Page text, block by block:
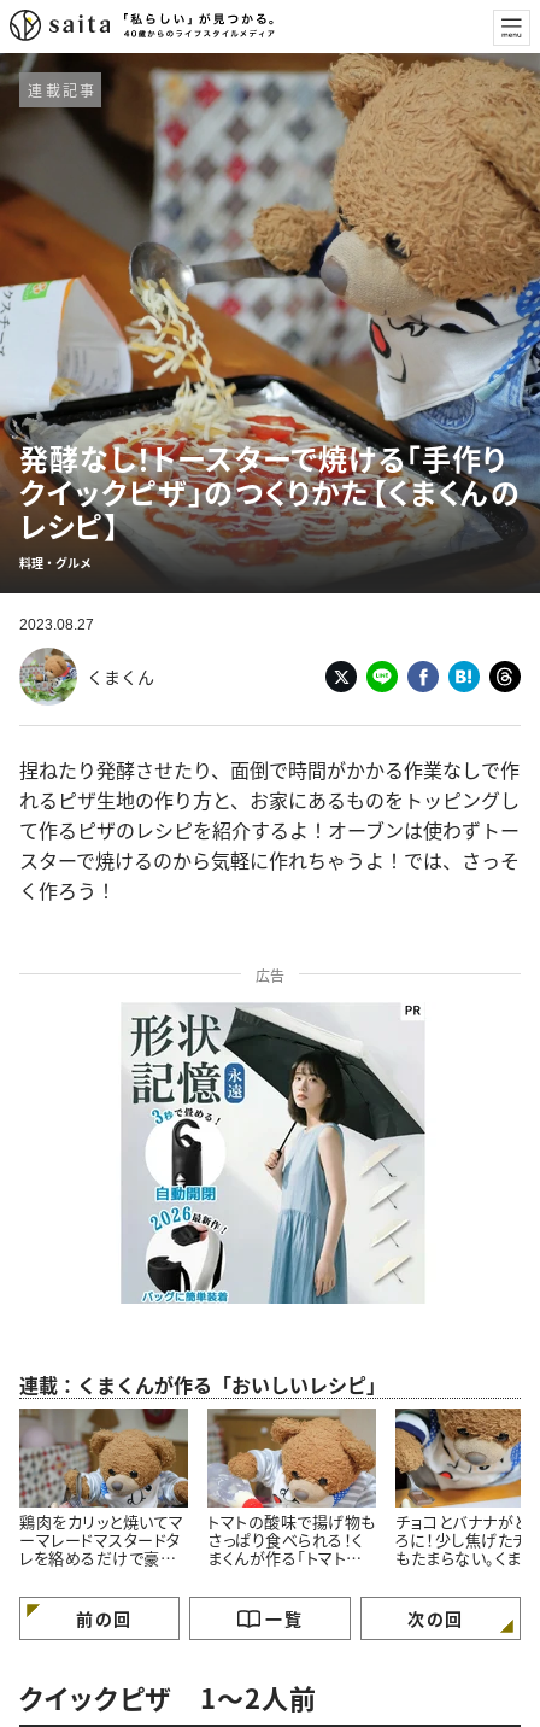
連載記事
発酵なし！トースターで焼ける「手作り
クイックピザ」のつくりかた【くまくんの
レシピ】
料理・グルメ
2023.08.27
くまくん
捏ねたり発酵させたり、面倒で時間がかかる作業なしで作
れるピザ生地の作り方と、お家にあるものをトッピングし
て作るピザのレシピを紹介するよ！オーブンは使わずトー
スターで焼けるのから気軽に作れちゃうよ！では、さっそ
く作ろう！
広告
連載：くまくんが作る「おいしいレシピ」
鶏肉をカリッと焼いてマ
ーマレードマスタードタ
レを絡めるだけで豪華
る簡単鶏肉のマーマレ
ードマスタード焼きレシ
トマトの酸味で揚げ物も
さっぱり食べられる！く
まくんが作る「トマトタル
チョコとバナナがと
ろに！少し焦げたチ
もたまらない。くまく
ナ」レシピ
前の回 一覧 次の回
クイックピザ 1～2人前